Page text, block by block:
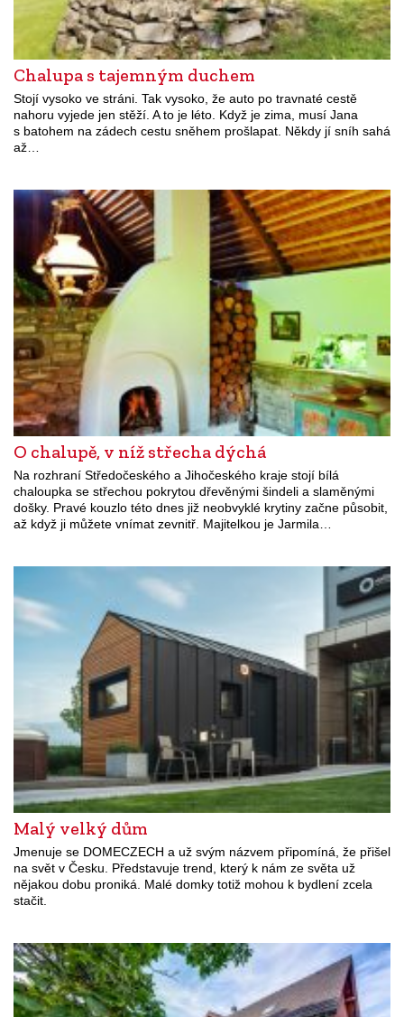
Chalupa s tajemným duchem
Stojí vysoko ve stráni. Tak vysoko, že auto po travnaté cestě
nahoru vyjede jen stěží. A to je léto. Když je zima, musí Jana
s batohem na zádech cestu sněhem prošlapat. Někdy jí sníh sahá
až…
O chalupě, v níž střecha dýchá
Na rozhraní Středočeského a Jihočeského kraje stojí bílá
chaloupka se střechou pokrytou dřevěnými šindeli a slaměnými
došky. Pravé kouzlo této dnes již neobvyklé krytiny začne působit,
až když ji můžete vnímat zevnitř. Majitelkou je Jarmila…
Malý velký dům
Jmenuje se DOMECZECH a už svým názvem připomíná, že přišel
na svět v Česku. Představuje trend, který k nám ze světa už
nějakou dobu proniká. Malé domky totiž mohou k bydlení zcela
stačit.